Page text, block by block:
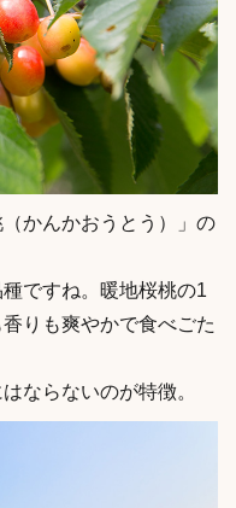
かんかおうとう）」の
ですね。暖地桜桃の1
りも爽やかで食べごた
ならないのが特徴。